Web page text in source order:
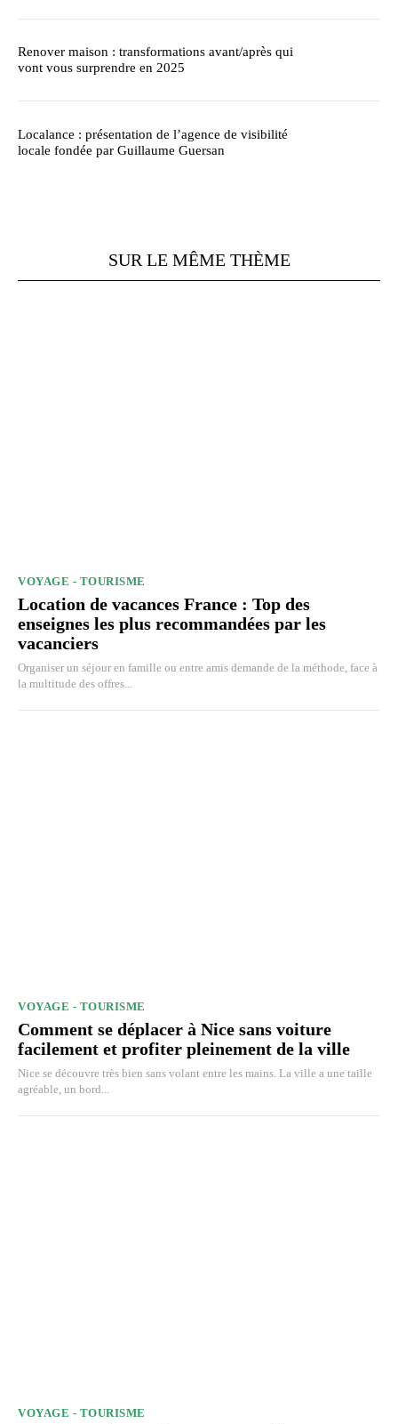
Renover maison : transformations avant/après qui
vont vous surprendre en 2025
Localance : présentation de l’agence de visibilité
locale fondée par Guillaume Guersan
SUR LE MÊME THÈME
VOYAGE - TOURISME
Location de vacances France : Top des
enseignes les plus recommandées par les
vacanciers
Organiser un séjour en famille ou entre amis demande de la méthode, face à
la multitude des offres...
VOYAGE - TOURISME
Comment se déplacer à Nice sans voiture
facilement et profiter pleinement de la ville
Nice se découvre très bien sans volant entre les mains. La ville a une taille
agréable, un bord...
VOYAGE - TOURISME